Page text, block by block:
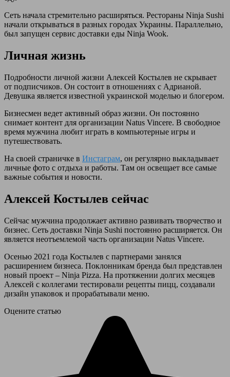
Сеть начала стремительно расширяться. Рестораны Ninja Sushi
начали открываться в разных городах Украины. Параллельно,
был запущен сервис доставки еды Ninja Wook.
Личная жизнь
Подробности личной жизни Алексей Костылев не скрывает
от подписчиков. Он состоит в отношениях с Адрианой.
Девушка является известной украинской моделью и блогером.
Бизнесмен ведет активный образ жизни. Он постоянно
снимает контент для организации Natus Vincere. В свободное
время мужчина любит играть в компьютерные игры и
путешествовать.
На своей страничке в Инстаграм, он регулярно выкладывает
личные фото с отдыха и работы. Там он освещает все самые
важные события и новости.
Алексей Костылев сейчас
Сейчас мужчина продолжает активно развивать творчество и
бизнес. Сеть доставки Ninja Sushi постоянно расширяется. Он
является неотъемлемой часть организации Natus Vincere.
Осенью 2021 года Костылев с партнерами занялся
расширением бизнеса. Поклонникам бренда был представлен
новый проект – Ninja Pizza. На протяжении долгих месяцев
Алексей с коллегами тестировали рецепты пицц, создавали
дизайн упаковок и прорабатывали меню.
Оцените статью